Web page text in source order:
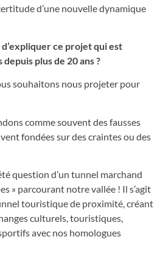
d’une nouvelle dynamique
ce projet qui est
plus de 20 ans ?
souhaitons nous projeter pour
comme souvent des fausses
fondées sur des craintes ou des
question d’un tunnel marchand
» parcourant notre vallée ! Il s’agit
touristique de proximité, créant
culturels, touristiques,
avec nos homologues